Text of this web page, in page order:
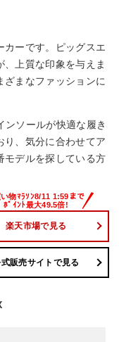
カーです。ピッグスエ
上質な印象を与えま
まなファッションに
ンソールが快適な履き
り、気分に合わせてア
モデルを探している方
楽天市場で見る
販売サイトで見る